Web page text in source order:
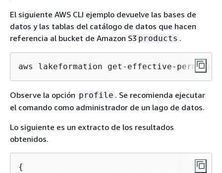
El siguiente AWS CLI ejemplo devuelve las bases de
datos y las tablas del catálogo de datos que hacen
referencia al bucket de Amazon S3 products .
aws lakeformation get-effective-
Observe la opción profile . Se recomienda ejecutar
el comando como administrador de un lago de datos.
Lo siguiente es un extracto de los resultados
obtenidos.
{